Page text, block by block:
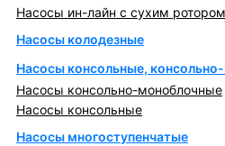
Насосы ин-лайн с сухим
Насосы колодезные
Насосы консольные,
Насосы консольно-моноблочные
Насосы консольные
Насосы многоступенчатые